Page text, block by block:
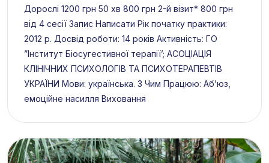
Дорослі 1200 грн 50 хв 800 грн 2-й візит* 800 грн
від 4 сесії Запис Написати Рік початку практики:
2012 р. Досвід роботи: 14 років Активність: ГО
”Інститут Біосугестивної терапії’; АСОЦІАЦІЯ
КЛІНІЧНИХ ПСИХОЛОГІВ ТА ПСИХОТЕРАПЕВТІВ
УКРАЇНИ Мови: українська. З Чим Працюю: Абʼюз,
емоційне насилля Виховання